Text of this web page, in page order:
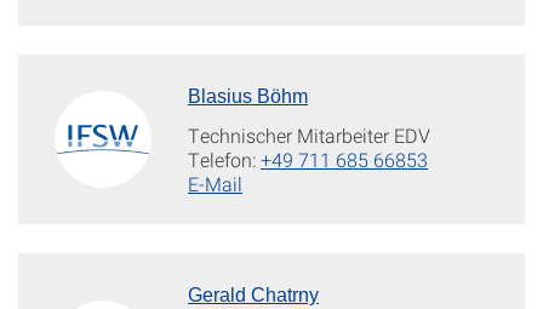
Blasius Böhm
Technischer Mitarbeiter EDV
Telefon:+49 711 685 66853
E-Mail
Gerald Chatrny